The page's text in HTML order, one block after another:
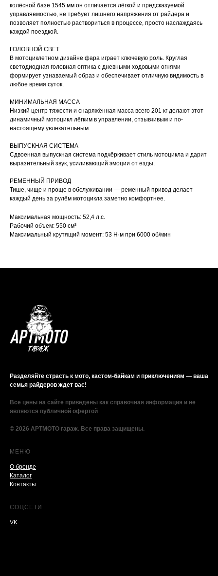
колёсной базе 1545 мм он отличается лёгкой и предсказуемой
управляемостью, не требует лишнего напряжения от райдера и
позволяет полностью раствориться в процессе, просто наслаждаясь
каждой поездкой.
ГОЛОВНОЙ СВЕТ
В мотоциклетном дизайне фара играет ключевую роль. Круглая
светодиодная головная оптика с дневными ходовыми огнями
формирует узнаваемый образ и обеспечивает отличную видимость в
любое время суток.
МИНИМАЛЬНАЯ МАССА
Низкий центр тяжести и снаряжённая масса всего 201 кг делают этот
динамичный мотоцикл лёгким в управлении, отзывчивым и по-
настоящему увлекательным.
ВЫПУСКНАЯ СИСТЕМА
Сдвоенная выпускная система подчёркивает стиль мотоцикла и дарит
выразительный звук, усиливающий эмоции от езды.
РЕМЕННЫЙ ПРИВОД
Тише, чище и проще в обслуживании — ременный привод делает
каждый день за рулём мотоцикла заметно комфортнее.
Максимальная мощность: 52,4 л.с.
Рабочий объем: 550 см³
Максимальный крутящий момент: 53 Н·м при 6000 об/мин
Разделяйте страсть к мото, кастом-байкам и приключениям — ваша
семья райдеров ждет вас!
Все цены на сайте приведены как справочная информация и не
являются публичной офертой
© 2026 АРТМОТО гараж. Все права защищены.
МЕНЮ
О бренде
Каталог
Контакты
СОЦСЕТИ
VK